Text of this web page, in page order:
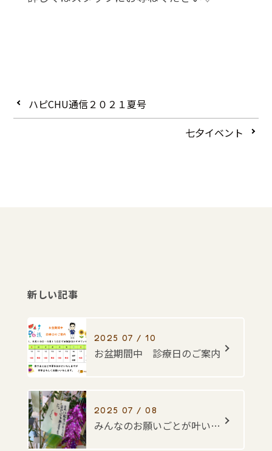
ハピCHU通信２０２１夏号
七夕イベント
新しい記事
2025 07 / 10
お盆期間中 診療日のご案内
2025 07 / 08
みんなのお願いごとが叶いますように・・・☆彡